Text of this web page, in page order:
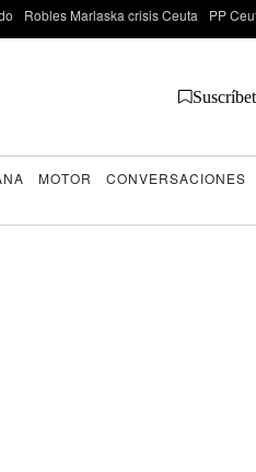
Robles Marlaska crisis Ceuta PP
MOTOR CONVERSACIONES